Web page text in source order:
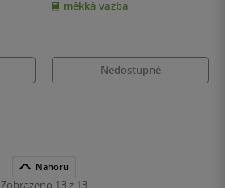
5
hvězdiček
měkká vazba
Nedostupné
Nahoru
Zobrazeno 13 z 13